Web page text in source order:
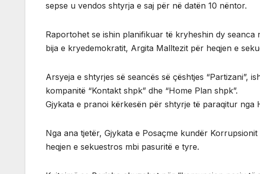
sepse u vendos shtyrja e saj për në datën 10 nëntor.
Raportohet se ishin planifikuar të kryheshin dy
bija e kryedemokratit, Argita Malltezit për heqjen e
Arsyeja e shtyrjes së seancës së çështjes “Partizani”,
kompanitë “Kontakt shpk” dhe “Home Plan shpk”.
Gjykata e pranoi kërkesën për shtyrje të paraqitur nga
Nga ana tjetër, Gjykata e Posaçme kundër
heqjen e sekuestros mbi pasuritë e tyre.